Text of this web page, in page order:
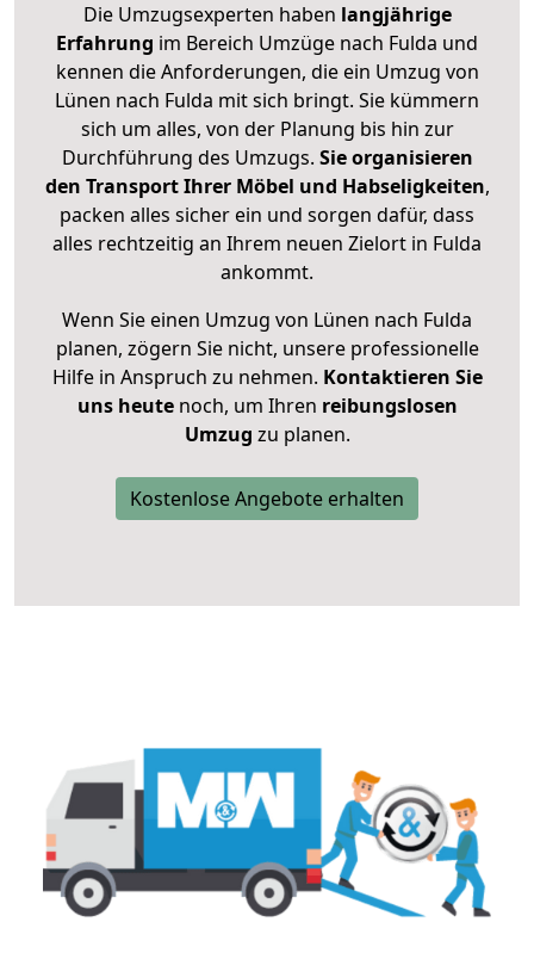
Die Umzugsexperten haben langjährige
Erfahrung im Bereich Umzüge nach Fulda und
kennen die Anforderungen, die ein Umzug von
Lünen nach Fulda mit sich bringt. Sie kümmern
sich um alles, von der Planung bis hin zur
Durchführung des Umzugs. Sie organisieren
den Transport Ihrer Möbel und Habseligkeiten,
packen alles sicher ein und sorgen dafür, dass
alles rechtzeitig an Ihrem neuen Zielort in Fulda
ankommt.
Wenn Sie einen Umzug von Lünen nach Fulda
planen, zögern Sie nicht, unsere professionelle
Hilfe in Anspruch zu nehmen. Kontaktieren Sie
uns heutenoch, um Ihren reibungslosen
Umzug zu planen.
Kostenlose Angebote erhalten